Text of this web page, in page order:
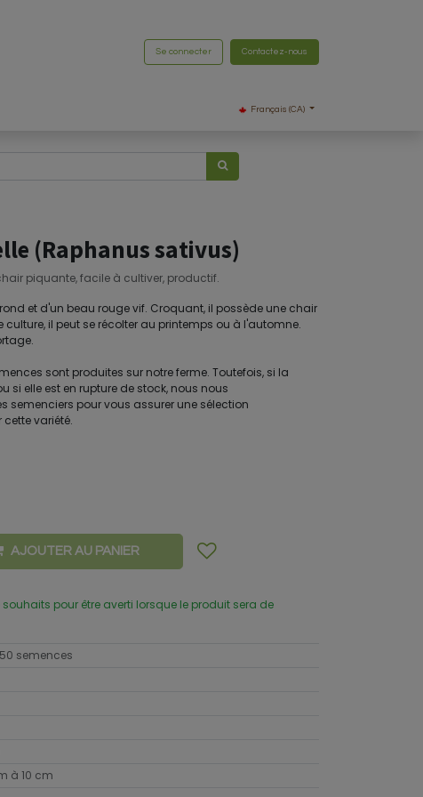
Se connecter Contactez-nous
Français (CA)
(Raphanus sativus)
piquante, facile à cultiver, productif.
et d'un beau rouge vif. Croquant, il possède une chair
il peut se récolter au printemps ou à l'automne.
sont produites sur notre ferme. Toutefois, si la
si elle est en rupture de stock, nous nous
semenciers pour vous assurer une sélection
cette variété.
AJOUTER AU PANIER
pour être averti lorsque le produit sera de
semences
à 10 cm